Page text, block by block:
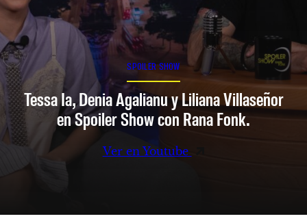
SPOILER SHOW
Tessa Ia, Denia Agalianu y Liliana Villaseñor
en Spoiler Show con Rana Fonk.
Ver en Youtube